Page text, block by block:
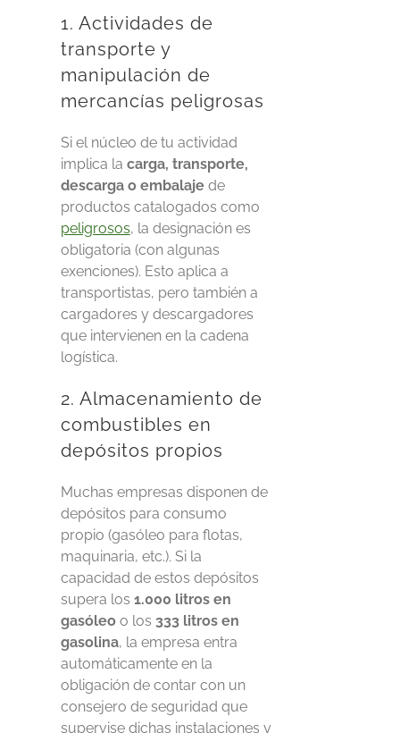
1. Actividades de
transporte y
manipulación de
mercancías peligrosas
Si el núcleo de tu actividad
implica la carga, transporte,
descarga o embalajede
productos catalogados como
peligrosos, la designación es
obligatoria (con algunas
exenciones). Esto aplica a
transportistas, pero también a
cargadores y descargadores
que intervienen en la cadena
logística.
2. Almacenamiento de
combustibles en
depósitos propios
Muchas empresas disponen de
depósitos para consumo
propio (gasóleo para flotas,
maquinaria, etc.). Si la
capacidad de estos depósitos
supera los 1.000 litros en
gasóleoo los 333 litros en
gasolina, la empresa entra
automáticamente en la
obligación de contar con un
consejero de seguridad que
supervise dichas instalaciones y